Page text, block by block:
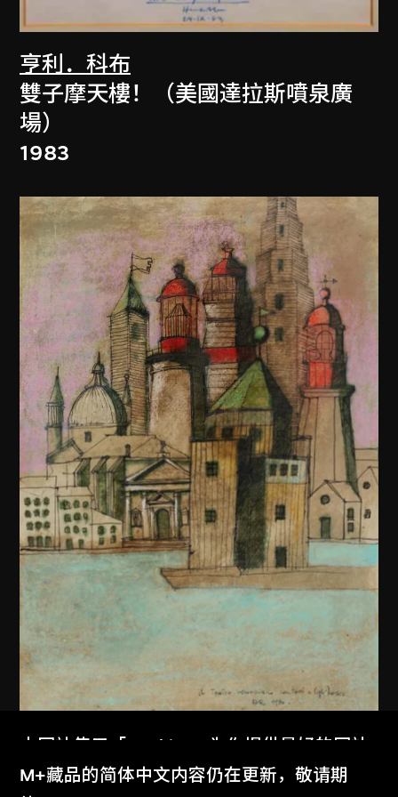
亨利．科布
雙子摩天樓！（美國達拉斯噴泉廣
場）
1983
阿爾多．羅西
本网站使用「Cookies」为你提供最好的网站
体验。
M+藏品的简体中文内容仍在更新，敬请期